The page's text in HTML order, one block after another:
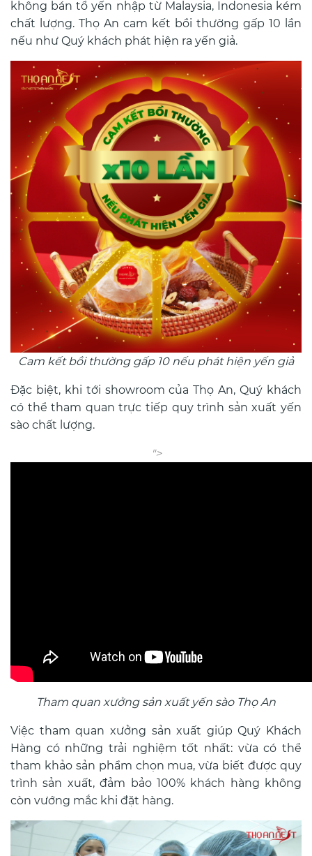
không bán tổ yến nhập từ Malaysia, Indonesia kém
chất lượng. Thọ An cam kết bồi thường gấp 10 lần
nếu như Quý khách phát hiện ra yến giả.
Cam kết bồi thường gấp 10 nếu phát hiện yến giả
Đặc biệt, khi tới showroom của Thọ An, Quý khách
có thể tham quan trực tiếp quy trình sản xuất yến
sào chất lượng.
">
Tham quan xưởng sản xuất yến sào Thọ An
Việc tham quan xưởng sản xuất giúp Quý Khách
Hàng có những trải nghiệm tốt nhất: vừa có thể
tham khảo sản phẩm chọn mua, vừa biết được quy
trình sản xuất, đảm bảo 100% khách hàng không
còn vướng mắc khi đặt hàng.